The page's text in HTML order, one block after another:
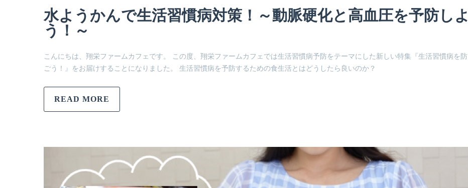
水ようかんで生活習慣病対策！～動脈硬化と高血圧を予防しよ
う！～
こんにちは、翔栄ファームカフェです。 この度、翔栄ファームカフェでは生活習慣病予防をテーマにした新しい特集『生活習慣病を防
ごう！』をお届けすることになりました。 生活習慣病を予防するための食生活とはどうしたら良いのか？
READ MORE